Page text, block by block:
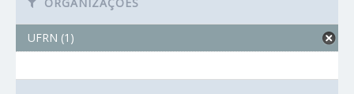
UFRN (1)